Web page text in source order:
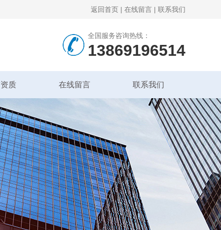
返回首页 | 在线留言 | 联系我们
全国服务咨询热线：
13869196514
质 在线留言 联系我们